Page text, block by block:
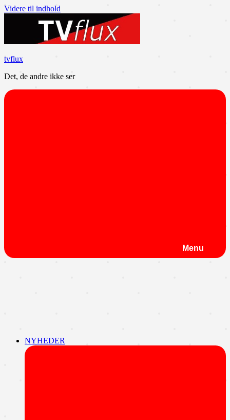
Videre til indhold
tvflux
Det, de andre ikke ser
Menu
NYHEDER